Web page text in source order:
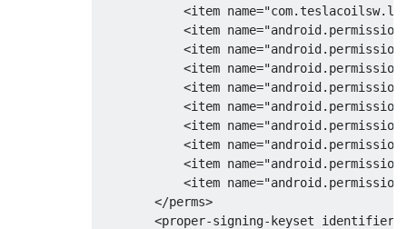
<item
<item
<item
<item
<item
<item
<item
<item
<item
<item
        </perms>
<proper-signing-keyset